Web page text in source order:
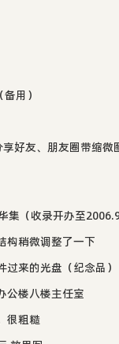
用）
享好友、朋友圈带缩微
集（收录开办至
构稍微调整了一下
来的光盘（纪念品）
公楼八楼主任室
很粗糙